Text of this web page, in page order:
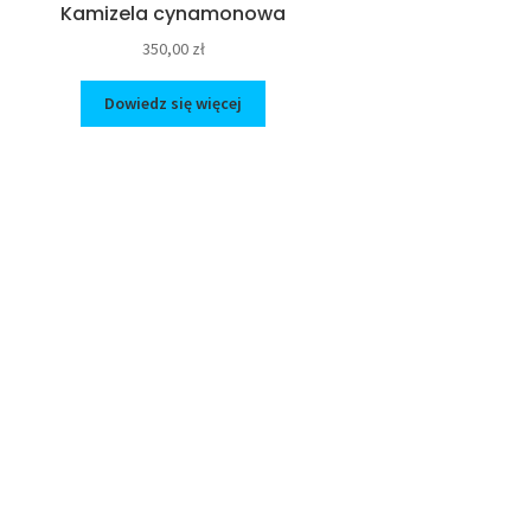
Kamizela cynamonowa
350,00 zł
Dowiedz się więcej